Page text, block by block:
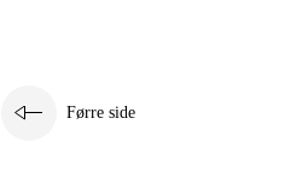
Førre side